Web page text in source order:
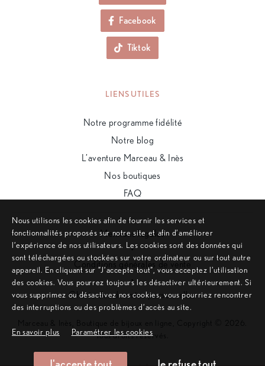
Facebook
Tiktok
LIENS UTILES
Notre programme fidélité
Notre blog
L’aventure Marceau & Inès
Nos boutiques
FAQ
Mentions légales
•
Conditions générales de vente
•
Charte des données personnelles
Tous droits réservés.
Nous utilisons les cookies afin de fournir les services et
fonctionnalités proposés sur notre site et afin d’améliorer
l’expérience de nos utilisateurs. Les cookies sont des données qui
sont téléchargées ou stockées sur votre ordinateur ou sur tout autre
appareil. En cliquant sur ”J’accepte tout”, vous acceptez l’utilisation
des cookies. Vous pourrez toujours les désactiver ultérieurement. Si
vous supprimez ou désactivez nos cookies, vous pourriez rencontrer
des interruptions ou des problèmes d’accès au site.
En savoir plus Paramétrer les cookies